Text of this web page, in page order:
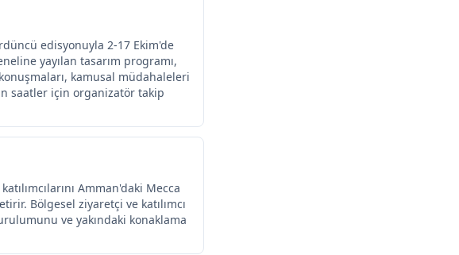
edisyonuyla 2-17 Ekim'de
kamusal müdahaleleri
saatler için organizatör takip
Amman'daki Mecca
Bölgesel ziyaretçi ve katılımcı
ve yakındaki konaklama